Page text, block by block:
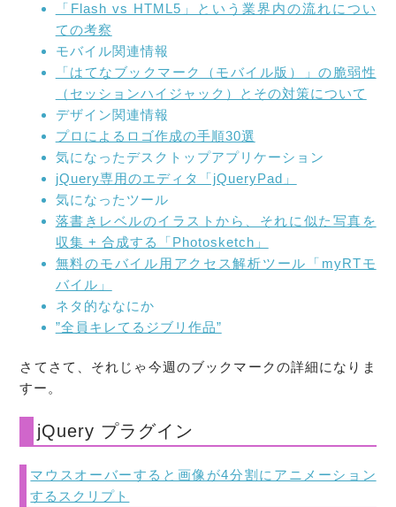
「Flash vs HTML5」という業界内の流れについ
ての考察
モバイル関連情報
「はてなブックマーク（モバイル版）」の脆弱性
（セッションハイジャック）とその対策について
デザイン関連情報
プロによるロゴ作成の手順30選
気になったデスクトップアプリケーション
jQuery専用のエディタ「jQueryPad」
気になったツール
落書きレベルのイラストから、それに似た写真を
収集 + 合成する「Photosketch」
無料のモバイル用アクセス解析ツール「myRTモ
バイル」
ネタ的ななにか
”全員キレてるジブリ作品”
さてさて、それじゃ今週のブックマークの詳細になりま
すー。
jQuery プラグイン
マウスオーバーすると画像が4分割にアニメーション
するスクリプト